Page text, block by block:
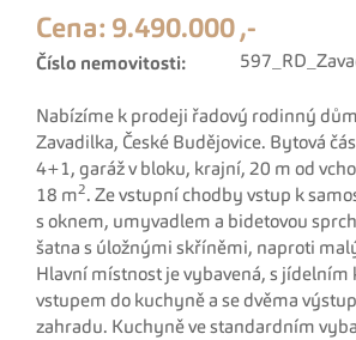
Cena: 9.490.000 ,-
Číslo nemovitosti:
Nabízíme k prodeji řadový rodinný
Zavadilka, České Budějovice. Bytová
4+1, garáž v bloku, krajní, 20 m od
18 m2. Ze vstupní chodby vstup k
s oknem, umyvadlem a bidetovou
šatna s úložnými skříněmi, naproti
Hlavní místnost je vybavená, s jídelním
vstupem do kuchyně a se dvěma
zahradu. Kuchyně ve standardním